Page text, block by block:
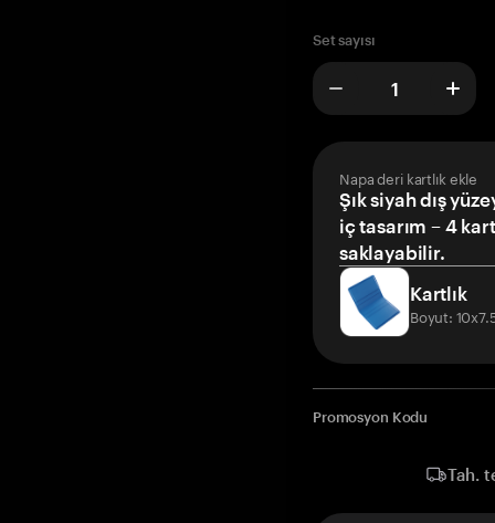
Set sayısı
Napa deri kartlık ekle
Şık siyah dış
iç tasarım – 4
saklayabilir.
Kartlık
Boyut:
Promosyon Kodu
Tah.